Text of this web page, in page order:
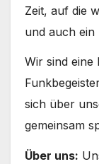
Zeit, auf die
und auch ein
Wir sind eine
sich über
gemeinsam
Über uns: